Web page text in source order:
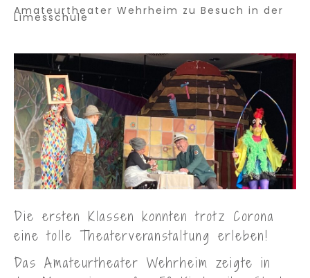
Amateurtheater Wehrheim zu Besuch in der
Limesschule
Die ersten Klassen konnten trotz Corona
eine tolle Theaterveranstaltung erleben!
Das Amateurtheater Wehrheim zeigte in